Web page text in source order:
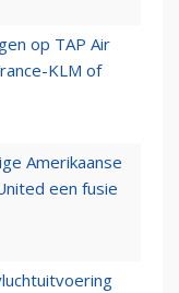
op TAP Air
KLM of
Amerikaanse
een fusie